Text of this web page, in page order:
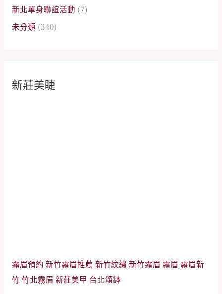
新北單身聯誼活動 (7)
未分類 (340)
新莊美睫
霧眉預約 新竹霧眉推薦 新竹紋繡 新竹霧眉 霧眉 霧眉新
竹 竹北霧眉 新莊美甲 台北頌缽